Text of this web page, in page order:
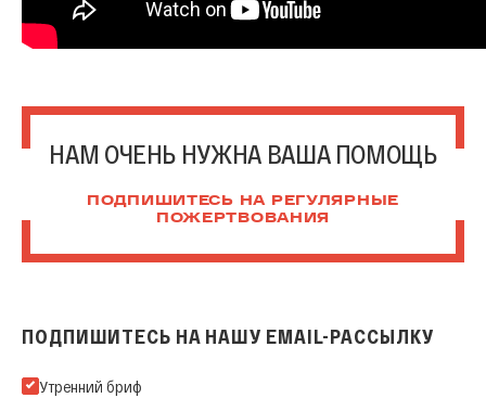
НАМ ОЧЕНЬ НУЖНА ВАША ПОМОЩЬ
ПОДПИШИТЕСЬ НА РЕГУЛЯРНЫЕ
ПОЖЕРТВОВАНИЯ
ПОДПИШИТЕСЬ НА НАШУ EMAIL-РАССЫЛКУ
Подпишитесь на нашу Email-рассылку
Утренний бриф